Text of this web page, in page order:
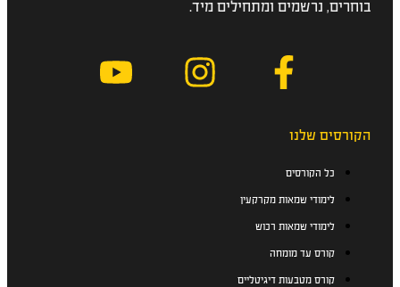
בוחרים, נרשמים ומתחילים מיד.
הקורסים שלנו
כל הקורסים
לימודי שמאות מקרקעין
לימודי שמאות רכוש
קורס עד מומחה
קורס מטבעות דיגיטליים